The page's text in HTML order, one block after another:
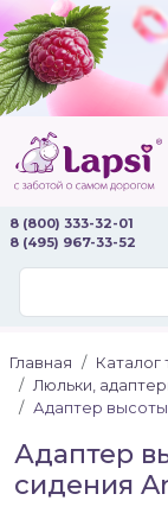
8 (800) 333-32-01
8 (495) 967-33-52
Главная
Каталог
Люльки,
Адаптер высоты
Адаптер
сидения